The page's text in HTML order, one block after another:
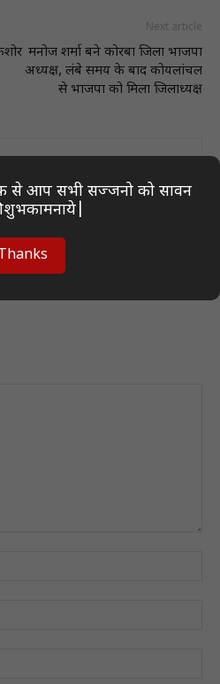
Next article
मनोज शर्मा बने कोरबा जिला भाजपा
अध्यक्ष, लंबे समय के बाद कोयलांचल
से भाजपा को मिला जिलाध्यक्ष
On Desk
से आप सभी सज्जनो को सावन
शुभकामनाये|